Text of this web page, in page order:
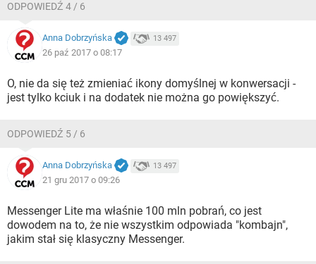
ODPOWIEDŹ 4 / 6
Anna Dobrzyńska 13 497
26 paź 2017 o 08:17
O, nie da się też zmieniać ikony domyślnej w konwersacji -
jest tylko kciuk i na dodatek nie można go powiększyć.
ODPOWIEDŹ 5 / 6
Anna Dobrzyńska 13 497
21 gru 2017 o 09:26
Messenger Lite ma właśnie 100 mln pobrań, co jest
dowodem na to, że nie wszystkim odpowiada "kombajn",
jakim stał się klasyczny Messenger.